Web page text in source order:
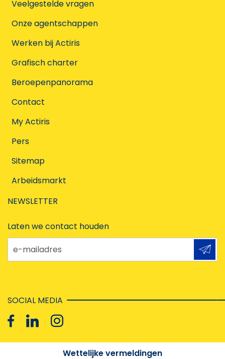
Veelgestelde vragen
Onze agentschappen
Werken bij Actiris
Grafisch charter
Beroepenpanorama
Contact
My Actiris
Pers
Sitemap
Arbeidsmarkt
NEWSLETTER
Laten we contact houden
e-mailadres
SOCIAL MEDIA
Wettelijke vermeldingen